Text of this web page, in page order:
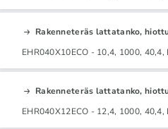
Rakenneteräs lattatanko,
EHR040X10ECO - 10,4, 1000, 40,4,
Rakenneteräs lattatanko,
EHR040X12ECO - 12,4, 1000, 40,4,